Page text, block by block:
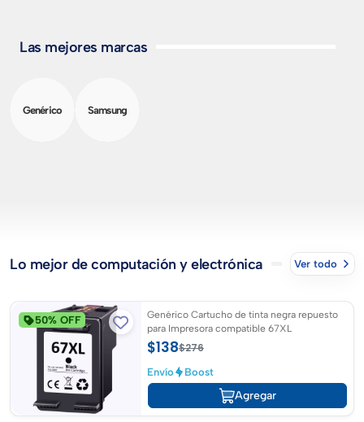
Las mejores marcas
Genérico Samsung
Lo mejor decomputación y electrónica Ver todo
50% OFF
Genérico Cartucho de tinta negra repuesto
para Impresora compatible 67XL
$138$276
Envío Boost
Agregar